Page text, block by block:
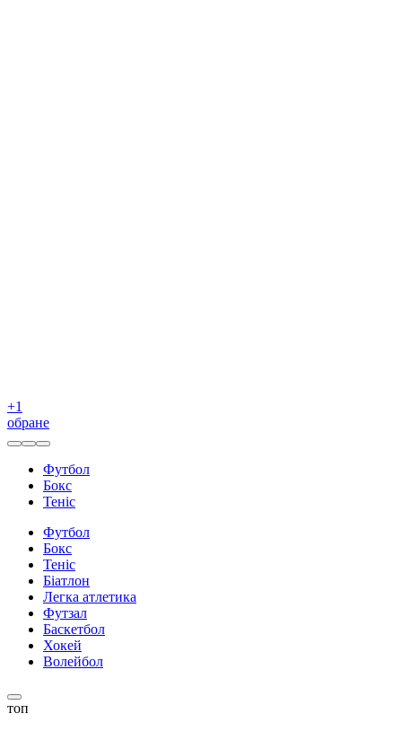
+1
обране
Футбол
Бокс
Теніс
Футбол
Бокс
Теніс
Біатлон
Легка атлетика
Футзал
Баскетбол
Хокей
Волейбол
топ